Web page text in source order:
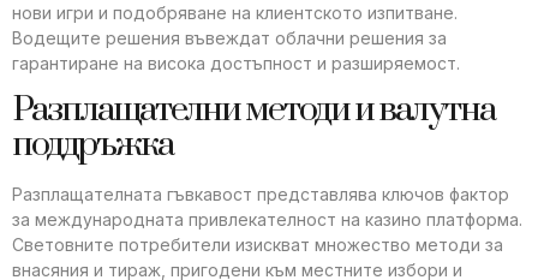
нови игри и подобряване на клиентското изпитване.
Водещите решения въвеждат облачни решения за
гарантиране на висока достъпност и разширяемост.
Разплащателни методи и валутна
поддръжка
Разплащателната гъвкавост представлява ключов фактор
за международната привлекателност на казино платформа.
Световните потребители изискват множество методи за
внасяния и тираж, пригодени към местните избори и